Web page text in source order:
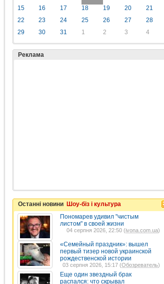
15
16 17 18 19 20
21
22
23 24 25 26 27
28
29
30 31 1 2 3 4
Реклама
Останні новини Шоу-біз і культура
Пономарев удивил "чистым
листом" в своей жизни
04 серпня 2026, 22:50 (ivona.com.ua)
«Семейный праздник»: вышел
первый тизер новой украинской
рождественской истории
03 серпня 2026, 15:17 (Обозреватель)
Еще один звездный брак
распался: что скрывал